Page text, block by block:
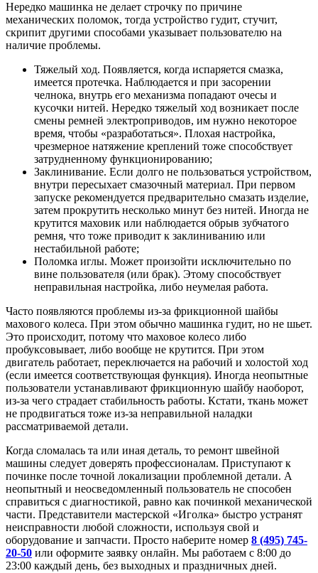
Нередко машинка не делает строчку по причине
механических поломок, тогда устройство гудит, стучит,
скрипит другими способами указывает пользователю на
наличие проблемы.
Тяжелый ход. Появляется, когда испаряется смазка,
имеется протечка. Наблюдается и при засорении
челнока, внутрь его механизма попадают очесы и
кусочки нитей. Нередко тяжелый ход возникает после
смены ремней электроприводов, им нужно некоторое
время, чтобы «разработаться». Плохая настройка,
чрезмерное натяжение креплений тоже способствует
затрудненному функционированию;
Заклинивание. Если долго не пользоваться устройством,
внутри пересыхает смазочный материал. При первом
запуске рекомендуется предварительно смазать изделие,
затем прокрутить несколько минут без нитей. Иногда не
крутится маховик или наблюдается обрыв зубчатого
ремня, что тоже приводит к заклиниванию или
нестабильной работе;
Поломка иглы. Может произойти исключительно по
вине пользователя (или брак). Этому способствует
неправильная настройка, либо неумелая работа.
Часто появляются проблемы из-за фрикционной шайбы
махового колеса. При этом обычно машинка гудит, но не шьет.
Это происходит, потому что маховое колесо либо
пробуксовывает, либо вообще не крутится. При этом
двигатель работает, переключается на рабочий и холостой ход
(если имеется соответствующая функция). Иногда неопытные
пользователи устанавливают фрикционную шайбу наоборот,
из-за чего страдает стабильность работы. Кстати, ткань может
не продвигаться тоже из-за неправильной наладки
рассматриваемой детали.
Когда сломалась та или иная деталь, то ремонт швейной
машины следует доверять профессионалам. Приступают к
починке после точной локализации проблемной детали. А
неопытный и неосведомленный пользователь не способен
справиться с диагностикой, равно как починкой механической
части. Представители мастерской «Иголка» быстро устранят
неисправности любой сложности, используя свой и
оборудование и запчасти. Просто наберите номер 8 (495) 745-
20-50 или оформите заявку онлайн. Мы работаем с 8:00 до
23:00 каждый день, без выходных и праздничных дней.